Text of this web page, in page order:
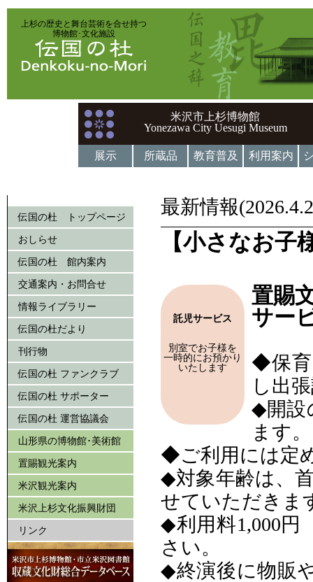
上杉の歴史と舞台芸術を合せ持つ
博物館･文化施設
米沢市上杉博物館
Yonezawa City Uesugi Museum
展示 所蔵品 教育普及 利用案内
伝国の杜 トップページ
おしらせ
伝国の杜 館内案内
交通案内・お問合せ
情報ライブラリー
伝国の杜だより
刊行物
伝国の杜 ファンクラブ
伝国の杜 サポーター
伝国の杜 運営協議会
山形県の博物館･美術館
置賜観光案内
米沢観光案内
米沢上杉文化振興財団
リンク
最新情報
【小さなお
託児サービス
別室でお子様を
一時的にお預かり
いたします
置賜
サー
◆保育
し出
◆開設
ます。
◆ご利用には定
◆対象年齢は、
せていただきま
◆利用料1,000円
さい。
◆終演後に物販